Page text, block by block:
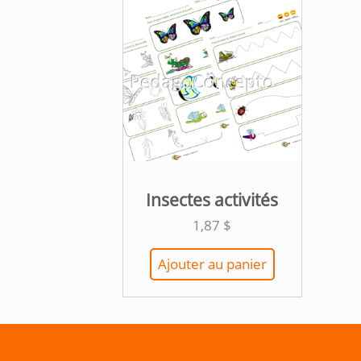
Insectes activités
1,87 $
Ajouter au panier